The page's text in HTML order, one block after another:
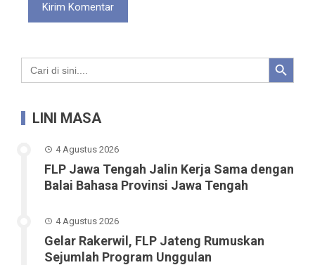
Search
for:
Search Button
LINI MASA
4 Agustus 2026
FLP Jawa Tengah Jalin Kerja Sama dengan
Balai Bahasa Provinsi Jawa Tengah
4 Agustus 2026
Gelar Rakerwil, FLP Jateng Rumuskan
Sejumlah Program Unggulan